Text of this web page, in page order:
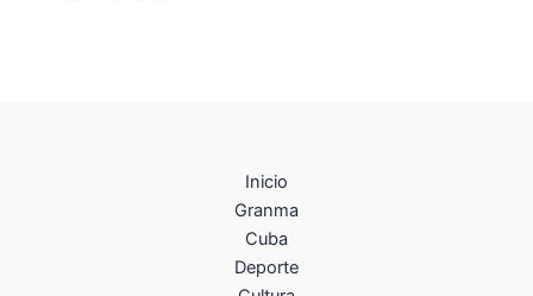
Inicio
Granma
Cuba
Deporte